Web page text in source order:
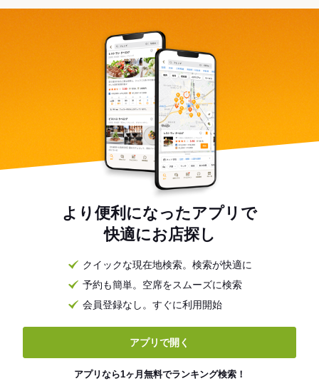
より便利になったアプリで
快適にお店探し
クイックな現在地検索。検索が快適に
予約も簡単。空席をスムーズに検索
会員登録なし。すぐに利用開始
アプリで開く
アプリなら1ヶ月無料でランキング検索！